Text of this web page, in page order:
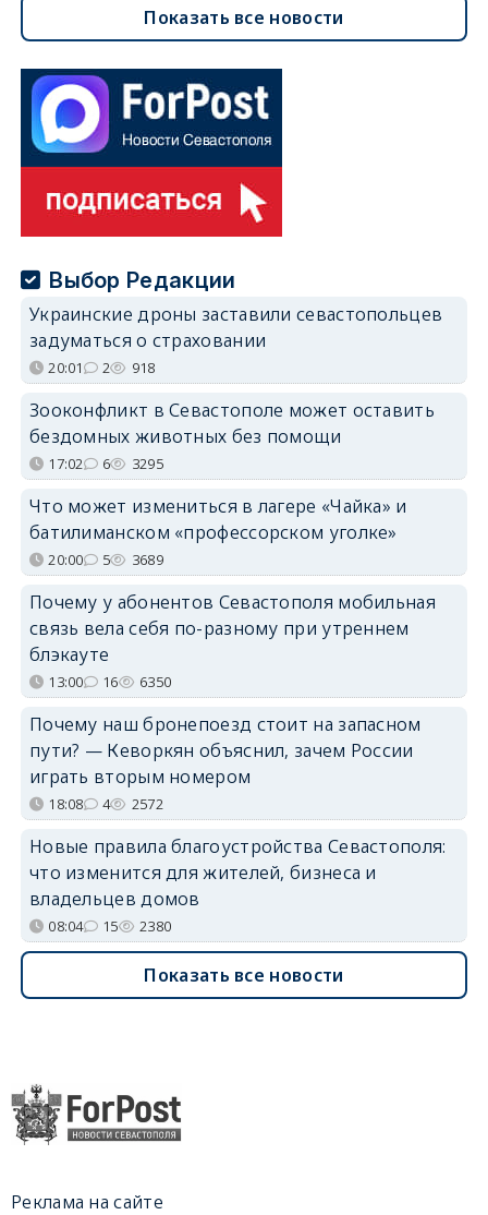
Показать все новости
Выбор Редакции
Украинские дроны заставили севастопольцев
задуматься о страховании
20:01 2 918
Зооконфликт в Севастополе может оставить
бездомных животных без помощи
17:02 6 3295
Что может измениться в лагере «Чайка» и
батилиманском «профессорском уголке»
20:00 5 3689
Почему у абонентов Севастополя мобильная
связь вела себя по-разному при утреннем
блэкауте
13:00 16 6350
Почему наш бронепоезд стоит на запасном
пути? — Кеворкян объяснил, зачем России
играть вторым номером
18:08 4 2572
Новые правила благоустройства Севастополя:
что изменится для жителей, бизнеса и
владельцев домов
08:04 15 2380
Показать все новости
Реклама на сайте